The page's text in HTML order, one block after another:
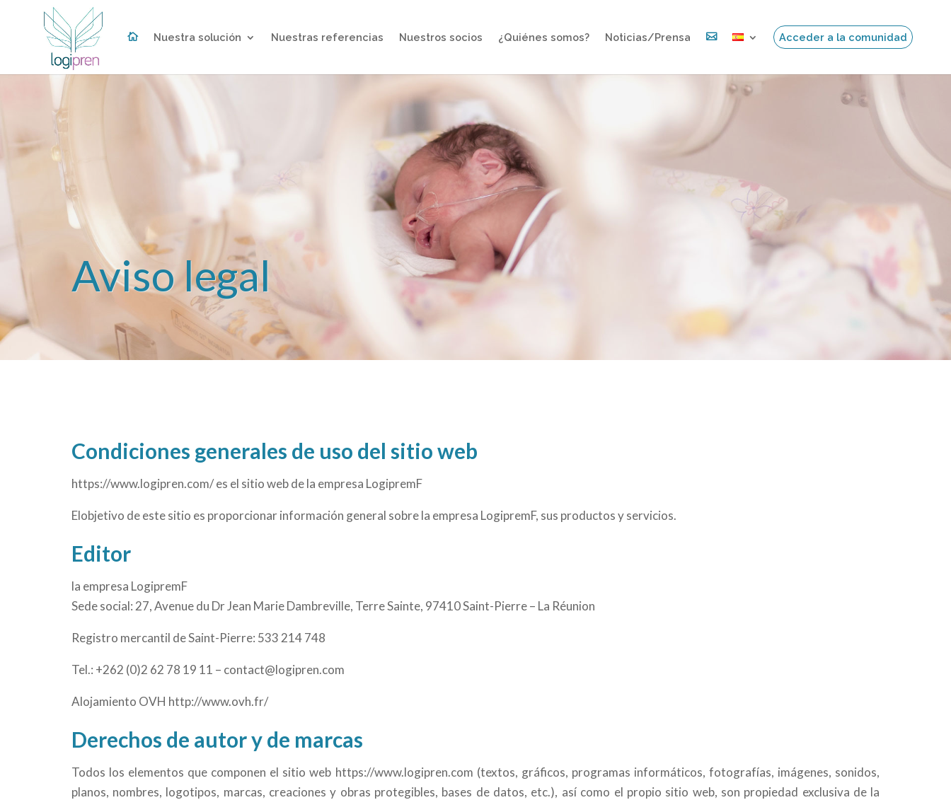
 Nuestra solución Nuestras referencias Nuestros socios ¿Quiénes somos? Noticias/Prensa  Acceder a la comunidad
Aviso legal
Condiciones generales de uso del sitio web
https://www.logipren.com/ es el sitio web de la empresa LogipremF
Elobjetivo de este sitio es proporcionar información general sobre la empresa LogipremF, sus productos y servicios.
Editor
la empresa LogipremF
Sede social: 27, Avenue du Dr Jean Marie Dambreville, Terre Sainte, 97410 Saint-Pierre – La Réunion
Registro mercantil de Saint-Pierre: 533 214 748
Tel.: +262 (0)2 62 78 19 11 – contact@logipren.com
Alojamiento OVH http://www.ovh.fr/
Derechos de autor y de marcas
Todos los elementos que componen el sitio web https://www.logipren.com (textos, gráficos, programas informáticos, fotografías, imágenes, sonidos,
planos, nombres, logotipos, marcas, creaciones y obras protegibles, bases de datos, etc.), así como el propio sitio web, son propiedad exclusiva de la